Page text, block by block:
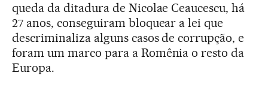
queda da ditadura de Nicolae Ceaucescu, há
27 anos, conseguiram bloquear a lei que
descriminaliza alguns casos de corrupção, e
foram um marco para a Romênia o resto da
Europa.